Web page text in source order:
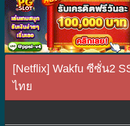
[Netflix] Wakfu ซีซั่น2
ไทย